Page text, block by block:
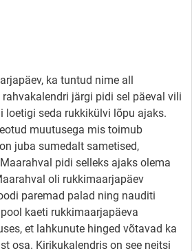
ka tuntud nime all
järgi pidi sel päeval vili
loetigi seda rukkikülvi lõpu ajaks.
muutusega mis toimub
juba sumedalt sametised,
pidi selleks ajaks olema
oli rukkimaarjapäev
paremad palad ning nauditi
kaeti rukkimaarjapäeva
et lahkunute hinged võtavad ka
osa. Kirikukalendris on see neitsi